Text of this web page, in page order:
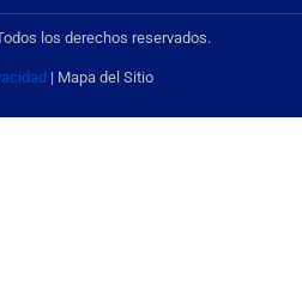
los derechos reservados.
| Mapa del Sitio